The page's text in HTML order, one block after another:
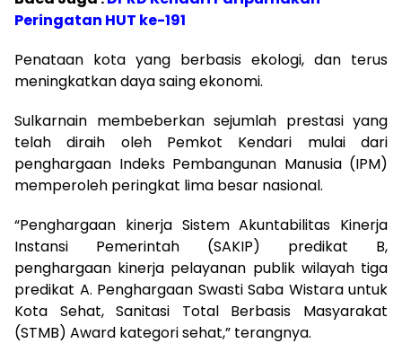
Peringatan HUT ke-191
Penataan kota yang berbasis ekologi, dan terus
meningkatkan daya saing ekonomi.
Sulkarnain membeberkan sejumlah prestasi yang
telah diraih oleh Pemkot Kendari mulai dari
penghargaan Indeks Pembangunan Manusia (IPM)
memperoleh peringkat lima besar nasional.
“Penghargaan kinerja Sistem Akuntabilitas Kinerja
Instansi Pemerintah (SAKIP) predikat B,
penghargaan kinerja pelayanan publik wilayah tiga
predikat A. Penghargaan Swasti Saba Wistara untuk
Kota Sehat, Sanitasi Total Berbasis Masyarakat
(STMB) Award kategori sehat,” terangnya.